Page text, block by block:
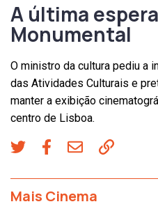
A última
Monumental
O ministro da cultura pediu a
das Atividades Culturais e
manter a exibição
centro de Lisboa.
Mais Cinema